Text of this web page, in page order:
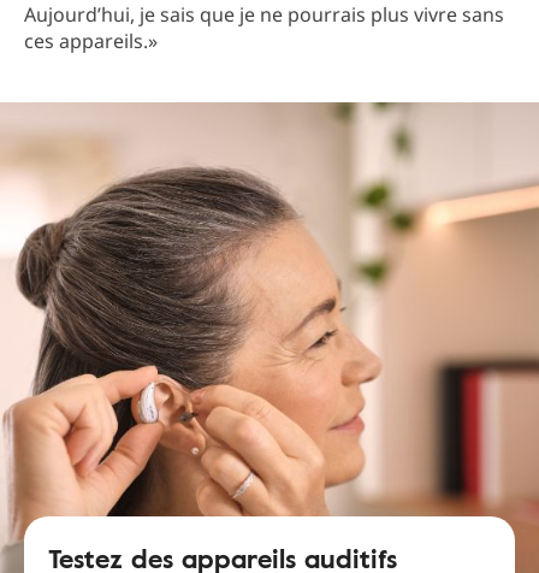
Aujourd’hui, je sais que je ne pourrais plus vivre sans
ces appareils.»
Testez des appareils auditifs